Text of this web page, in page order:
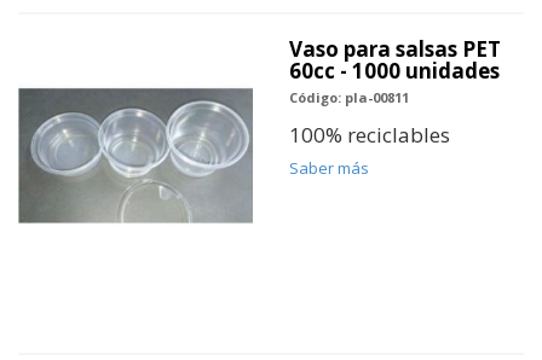
Vaso para salsas PET
60cc - 1000 unidades
Código: pla-00811
100% reciclables
Saber más